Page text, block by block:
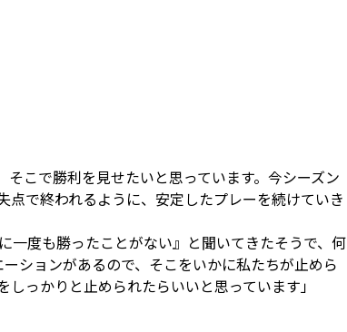
こで勝利を見せたいと思っています。今シーズン
点で終われるように、安定したプレーを続けていき
度も勝ったことがない』と聞いてきたそうで、何
ションがあるので、そこをいかに私たちが止めら
っかりと止められたらいいと思っています」